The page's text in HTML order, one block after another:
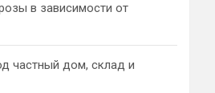
в зависимости от
частный дом, склад и